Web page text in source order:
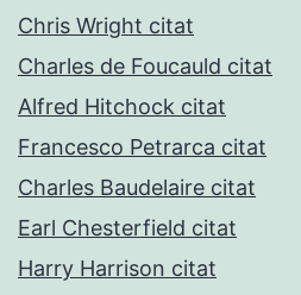
Chris Wright citat
Charles de Foucauld citat
Alfred Hitchock citat
Francesco Petrarca citat
Charles Baudelaire citat
Earl Chesterfield citat
Harry Harrison citat